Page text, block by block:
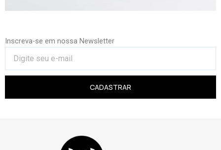
Inscreva-se em nossa Newsletter
CADASTRAR